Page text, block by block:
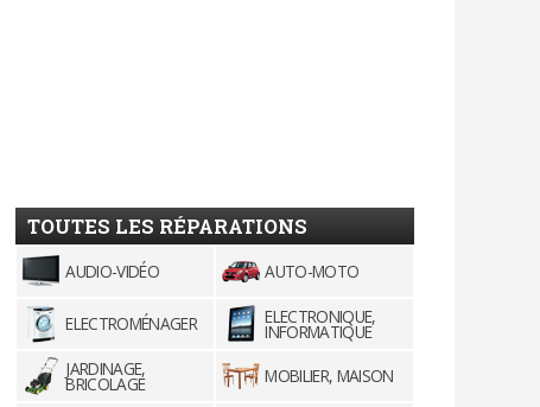
TOUTES LES RÉPARATIONS
AUDIO-VIDÉO AUTO-MOTO
ELECTROMÉNAGER ELECTRONIQUE,
INFORMATIQUE
JARDINAGE,
BRICOLAGE
MOBILIER, MAISON